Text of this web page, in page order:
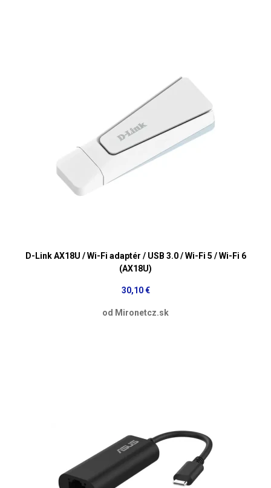
D-Link AX18U / Wi-Fi adaptér / USB 3.0 / Wi-Fi 5 / Wi-Fi 6
(AX18U)
30,10 €
od Mironetcz.sk